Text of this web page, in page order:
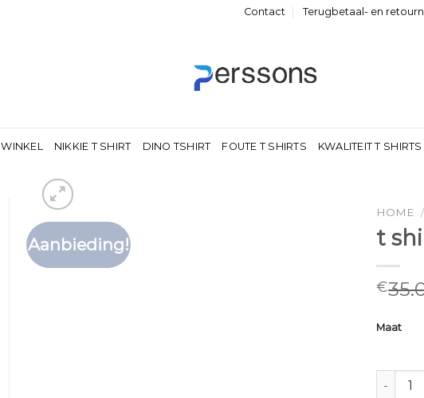
Contact Terugbetaal- en
WINKEL NIKKIE T SHIRT DINO TSHIRT FOUTE T SHIRTS KWALITEIT T SHIRTS
Aanbieding!
HOME /
t
€
Maat
t shirt